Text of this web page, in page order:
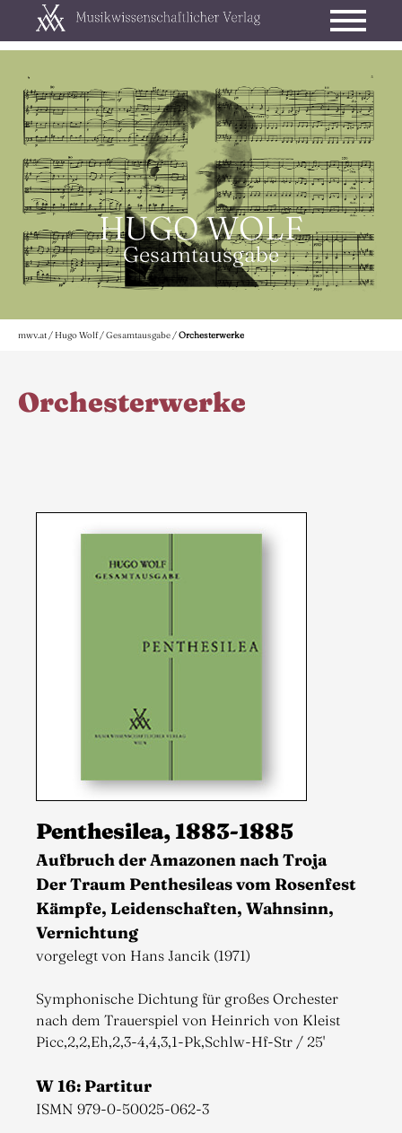
HUGO WOLF
Gesamtausgabe
mwv.at /Hugo Wolf/Gesamtausgabe /Orchesterwerke
Orchesterwerke
Penthesilea, 1883-1885
Aufbruch der Amazonen nach Troja
Der Traum Penthesileas vom Rosenfest
Kämpfe, Leidenschaften, Wahnsinn,
Vernichtung
vorgelegt von Hans Jancik (1971)
Symphonische Dichtung für großes Orchester
nach dem Trauerspiel von Heinrich von Kleist
Picc,2,2,Eh,2,3-4,4,3,1-Pk,Schlw-Hf-Str / 25'
W 16: Partitur
ISMN 979-0-50025-062-3